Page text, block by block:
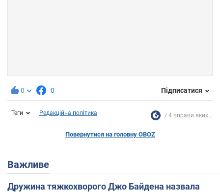
0 0 Підписатися
Теги Редакційна політика 4 вправи яких...
Повернутися на головну OBOZ
Важливе
Дружина тяжкохворого Джо Байдена назвала